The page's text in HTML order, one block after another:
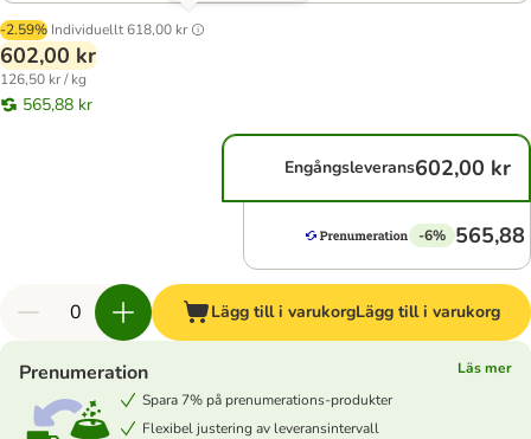
-2.59% Individuellt618,00 kr
602,00 kr
126,50 kr / kg
565,88 kr
Engångsleverans602,00 kr
-6% 565,88
Lägg till i varukorgLägg till i varukorg
Prenumeration
Läs mer
Spara 7% på prenumerations-produkter
Flexibel justering av leveransintervall